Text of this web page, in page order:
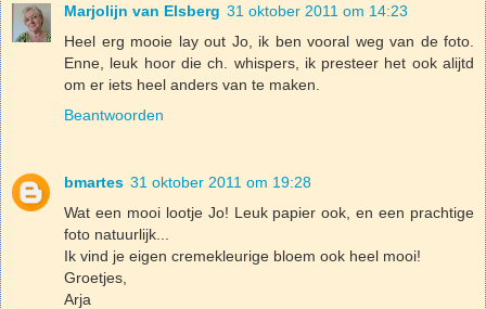
Marjolijn van Elsberg 31 oktober 2011 om 14:23
Heel erg mooie lay out Jo, ik ben vooral weg van de foto.
Enne, leuk hoor die ch. whispers, ik presteer het ook alijtd
om er iets heel anders van te maken.
Beantwoorden
bmartes 31 oktober 2011 om 19:28
Wat een mooi lootje Jo! Leuk papier ook, en een prachtige
foto natuurlijk...
Ik vind je eigen cremekleurige bloem ook heel mooi!
Groetjes,
Arja